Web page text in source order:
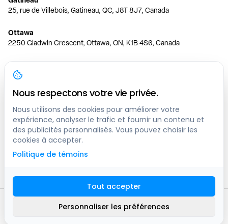
25, rue de Villebois, Gatineau, QC, J8T 8J7, Canada
Ottawa
2250 Gladwin Crescent, Ottawa, ON, K1B 4S6, Canada
Toronto
150 Ferrand Dr, 6th Floor, Toronto, ON, M3C 3E5, Canada
Vancouver
1200 W 73rd Ave #1415, Vancouver, BC, V6P 6G5, Canada
Calgary
444 5 Ave SW #400 Calgary, AB, T2P 2T8, Canada
2016 -2026
Plan du site
Nous respectons votre vie privée.
Nous utilisons des cookies pour améliorer votre
expérience, analyser le trafic et fournir un contenu et
des publicités personnalisés. Vous pouvez choisir les
cookies à accepter.
Politique de témoins
Tout accepter
Personnaliser les préférences